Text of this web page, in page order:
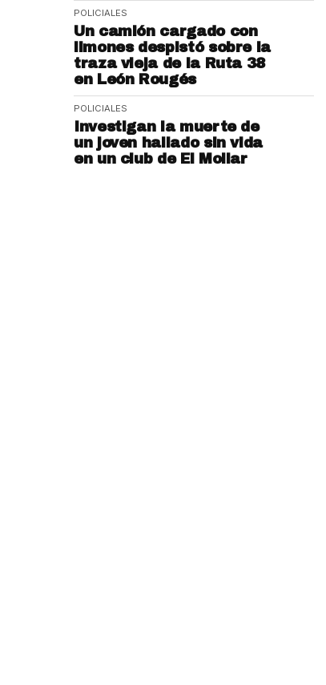
POLICIALES
Un camión cargado con
limones despistó sobre la
traza vieja de la Ruta 38
en León Rougés
POLICIALES
Investigan la muerte de
un joven hallado sin vida
en un club de El Mollar